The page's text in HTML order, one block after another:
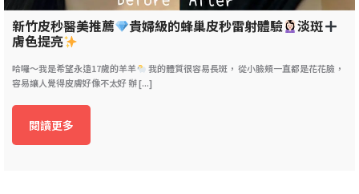
新竹皮秒醫美推薦 貴婦級的蜂巢皮秒雷射體驗 淡斑
膚色提亮
哈囉～我是希望永遠17歲的羊羊
我的體質很容易長斑， 從小臉頰一直都是花花臉，
容易讓人覺得皮膚好像不太好 辦 [...]
閱讀更多